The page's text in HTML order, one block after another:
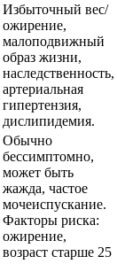
Избыточный вес/
ожирение,
малоподвижный
образ жизни,
наследственность,
артериальная
гипертензия,
дислипидемия.
Обычно
бессимптомно,
может быть
жажда, частое
мочеиспускание.
Факторы риска:
ожирение,
возраст старше 25